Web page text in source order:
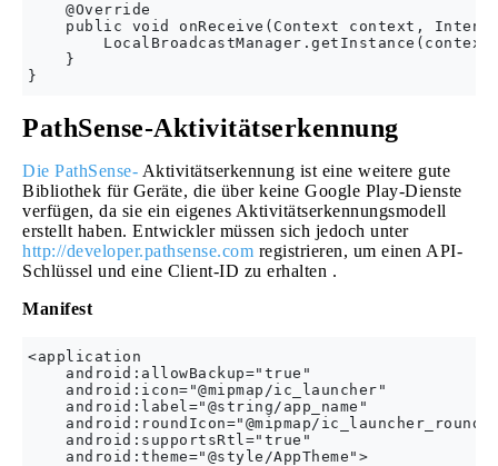
    @Override
public void onReceive(Context context, Intent
    }
PathSense-Aktivitätserkennung
Die PathSense- Aktivitätserkennung ist eine weitere gute
Bibliothek für Geräte, die über keine Google Play-Dienste
verfügen, da sie ein eigenes Aktivitätserkennungsmodell
erstellt haben. Entwickler müssen sich jedoch unter
http://developer.pathsense.com registrieren, um einen API-
Schlüssel und eine Client-ID zu erhalten .
Manifest
<application
    android:allowBackup="true"
    android:icon="@mipmap/ic_launcher"
    android:label="@string/app_name"
    android:roundIcon="@mipmap/ic_launcher_round"
    android:supportsRtl="true"
    android:theme="@style/AppTheme">